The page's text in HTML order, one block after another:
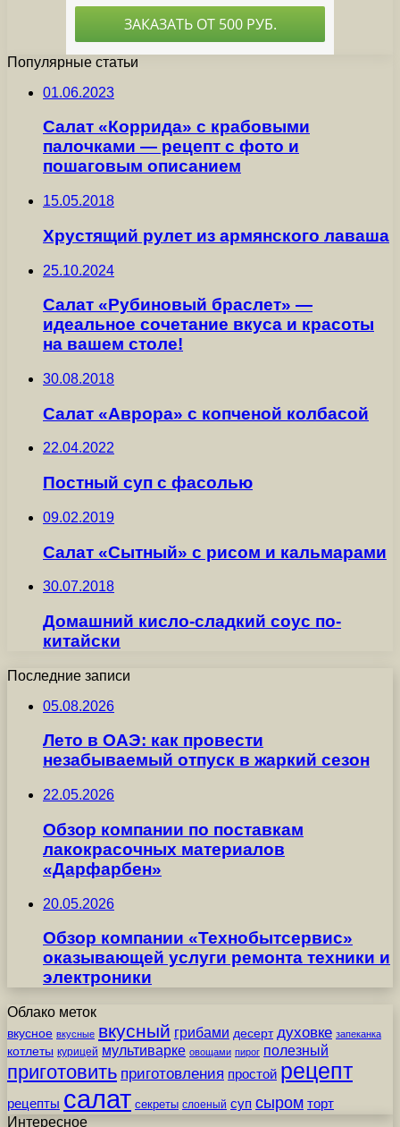
Популярные статьи
01.06.2023
Салат «Коррида» с крабовыми
палочками — рецепт с фото и
пошаговым описанием
15.05.2018
Хрустящий рулет из армянского лаваша
25.10.2024
Салат «Рубиновый браслет» —
идеальное сочетание вкуса и красоты
на вашем столе!
30.08.2018
Салат «Аврора» с копченой колбасой
22.04.2022
Постный суп с фасолью
09.02.2019
Салат «Сытный» с рисом и кальмарами
30.07.2018
Домашний кисло-сладкий соус по-
китайски
Последние записи
05.08.2026
Лето в ОАЭ: как провести
незабываемый отпуск в жаркий сезон
22.05.2026
Обзор компании по поставкам
лакокрасочных материалов
«Дарфарбен»
20.05.2026
Обзор компании «Технобытсервис»
оказывающей услуги ремонта техники и
электроники
Облако меток
вкусное вкусные вкусный грибами десерт духовке запеканка
котлеты курицей мультиварке овощами пирог полезный
приготовить приготовления простой рецепт
рецепты салат секреты слоеный суп сыром торт
Интересное